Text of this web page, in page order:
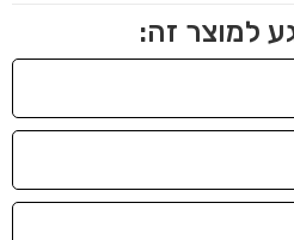
למוצר זה: